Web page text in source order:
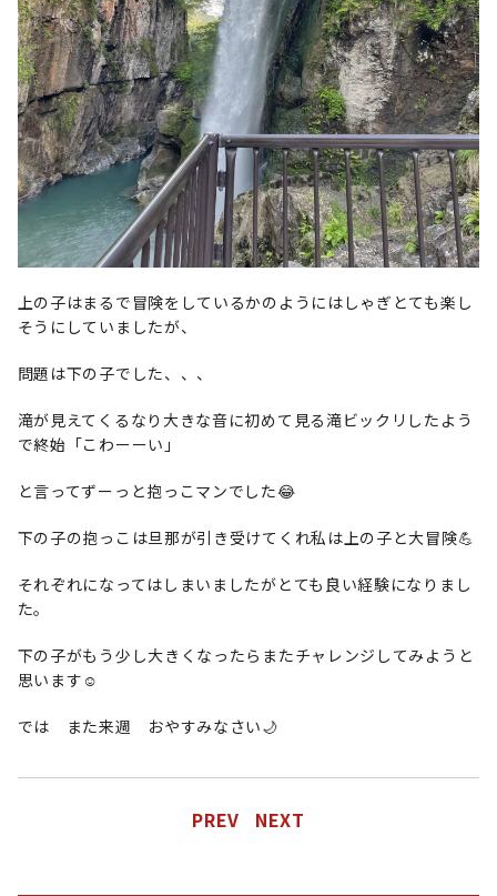
上の子はまるで冒険をしているかのようにはしゃぎとても楽し
そうにしていましたが、
問題は下の子でした、、、
滝が見えてくるなり大きな音に初めて見る滝ビックリしたよう
で終始「こわーーい」
と言ってずーっと抱っこマンでした😂
下の子の抱っこは旦那が引き受けてくれ私は上の子と大冒険💪
それぞれになってはしまいましたがとても良い経験になりまし
た。
下の子がもう少し大きくなったらまたチャレンジしてみようと
思います☺️
では また来週 おやすみなさい🌙
PREV NEXT